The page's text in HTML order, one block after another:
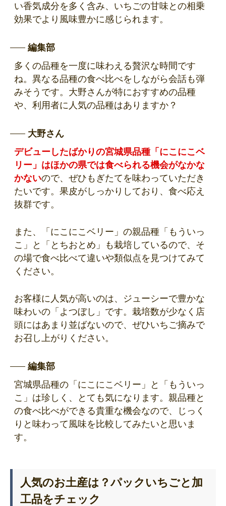
い香気成分を多く含み、いちごの甘味との相乗
効果でより風味豊かに感じられます。
編集部
多くの品種を一度に味わえる贅沢な時間です
ね。異なる品種の食べ比べをしながら会話も弾
みそうです。大野さんが特におすすめの品種
や、利用者に人気の品種はありますか？
大野さん
デビューしたばかりの宮城県品種「にこにこベ
リー」はほかの県では食べられる機会がなかな
かないので、ぜひもぎたてを味わっていただき
たいです。果皮がしっかりしており、食べ応え
抜群です。
また、「にこにこベリー」の親品種「もういっ
こ」と「とちおとめ」も栽培しているので、そ
の場で食べ比べて違いや類似点を見つけてみて
ください。
お客様に人気が高いのは、ジューシーで豊かな
味わいの「よつぼし」です。栽培数が少なく店
頭にはあまり並ばないので、ぜひいちご摘みで
お召し上がりください。
編集部
宮城県品種の「にこにこベリー」と「もういっ
こ」は珍しく、とても気になります。親品種と
の食べ比べができる貴重な機会なので、じっく
りと味わって風味を比較してみたいと思いま
す。
人気のお土産は？パックいちごと加
工品をチェック